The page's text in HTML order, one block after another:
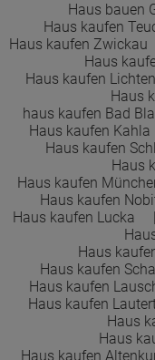
Town &Country
Haus bauen
Haus kaufen
Haus kaufen Zwickau
Haus
Haus kaufen
Haus
haus kaufen Bad
Haus kaufen Kahla
Haus kaufen
Haus
Haus kaufen
Haus kaufen
Haus kaufen Lucka
Haus
Haus kaufen
Haus kaufen
Haus kaufen
Haus
Haus
Haus kaufen